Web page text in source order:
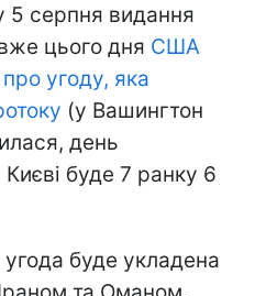
5 серпня видання
цього дня США
угоду, яка
(у Вашингтон
день
буде 7 ранку 6
буде укладена